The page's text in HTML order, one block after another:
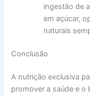
ingestão de
em açúcar,
naturais
Conclusão
A nutrição exclusiva
promover a saúde e